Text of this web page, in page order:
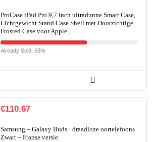
ProCase iPad Pro 9,7 inch ultradunne Smart Case,
Lichtgewicht Stand Case Shell met Doorzichtige
Frosted Case voor Apple…
Already Sold: 63%
€110.67
Samsung – Galaxy Buds+ draadloze oortelefoons
Zwart – Franse versie